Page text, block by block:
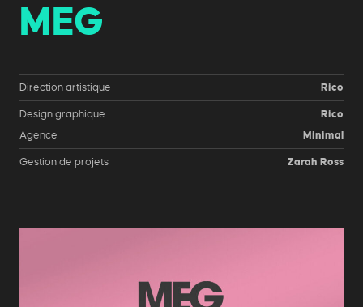
MEG
Direction artistique Rico
Design graphique
Rico
Agence
Minimal
Gestion de projets Zarah Ross